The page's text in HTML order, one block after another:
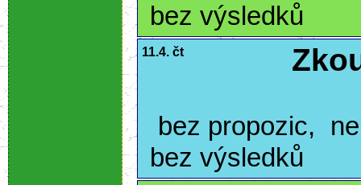
bez výsledků
11.4. čt
bez propozic,
bez výsledků